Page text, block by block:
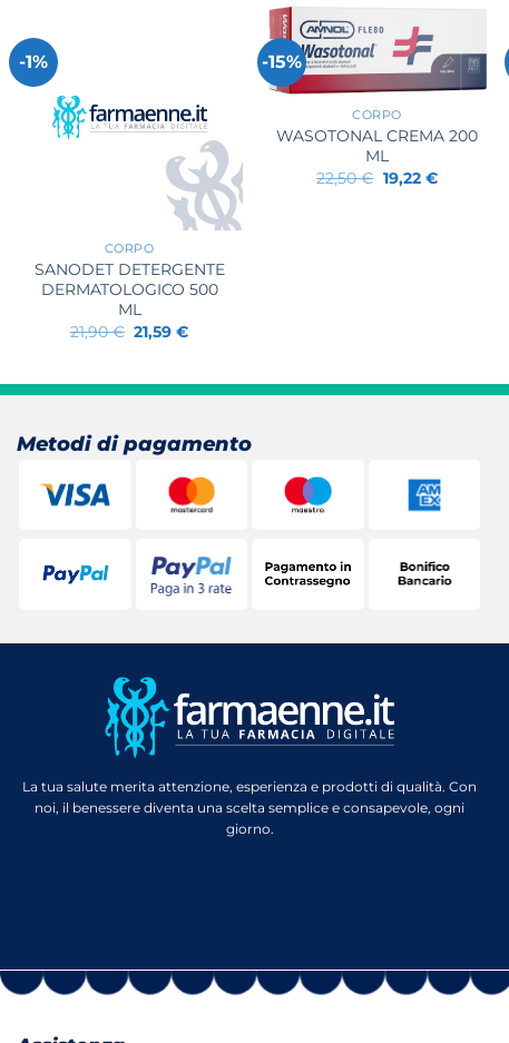
-1%
CORPO
SANODET DETERGENTE
DERMATOLOGICO 500
ML
21,90€ Il
prezzo
21,90 €.
21,59€Il
21,59 €.
-15%
CORPO
WASOTONAL CREMA 200
ML
22,50€ Il
prezzo
19,22 €Il
Metodi di pagamento
La tua salute merita attenzione, esperienza e prodotti di qualità. Con
noi, il benessere diventa una scelta semplice e consapevole, ogni
giorno.